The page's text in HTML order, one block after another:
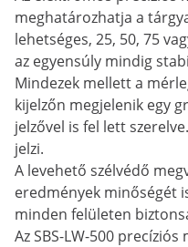
meghatározhatja a
lehetséges, 25, 50, 75
az egyensúly mindig
Mindezek mellett a
kijelzőn megjelenik egy
jelzővel is fel lett
jelzi.
A levehető szélvédő
eredmények minőségét
minden felületen
Az SBS-LW-500